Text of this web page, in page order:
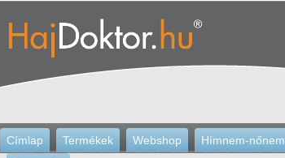
Címlap Termékek Webshop Hímnem-nőnem